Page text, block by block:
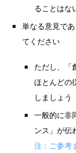
ることはな
単なる意見で
てください
ただし、「
ほとんどの
しましょう
一般的に非
ンス」が伝
注：ご参考